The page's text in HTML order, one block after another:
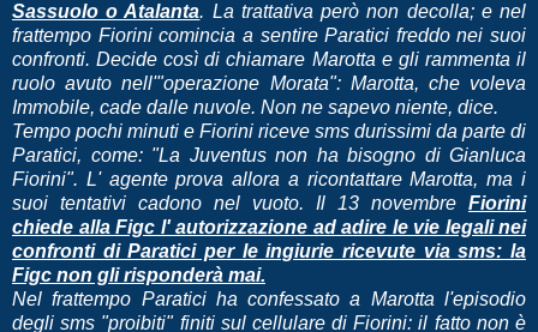
Sassuolo o Atalanta. La trattativa però non decolla; e nel
frattempo Fiorini comincia a sentire Paratici freddo nei suoi
confronti. Decide così di chiamare Marotta e gli rammenta il
ruolo avuto nell'"operazione Morata": Marotta, che voleva
Immobile, cade dalle nuvole. Non ne sapevo niente, dice.
Tempo pochi minuti e Fiorini riceve sms durissimi da parte di
Paratici, come: "La Juventus non ha bisogno di Gianluca
Fiorini". L' agente prova allora a ricontattare Marotta, ma i
suoi tentativi cadono nel vuoto. Il 13 novembre Fiorini
chiede alla Figc l' autorizzazione ad adire le vie legali nei
confronti di Paratici per le ingiurie ricevute via sms: la
Figc non gli risponderà mai.
Nel frattempo Paratici ha confessato a Marotta l'episodio
degli sms "proibiti" finiti sul cellulare di Fiorini: il fatto non è